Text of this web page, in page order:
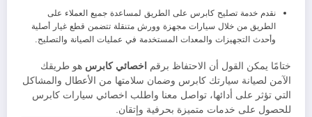
نقدم خدمة تصليح كابرس على الطريق لمساعدة جميع العملاء على
الطريق من خلال سيارات مجهزة وورش متنقلة تتضمن قطع غيار أصلية
وأحدث التجهيزات والمعدات المستخدمة في عمليات الصيانة والتصليح.
ختامًا يمكن القول أن الاحتفاظ برقم اخصائي كابرس هو طريقك
الآمن لصيانة سيارتك كابرس وضمان سلامتها من الأعطال والمشاكل
التي تؤثر على أدائها، تواصل معنا واطلب اخصائي سيارات كابرس
للحصول على خدمات متميزة بحرفية وإتقان.